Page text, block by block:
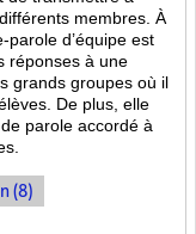
membres. À
d’équipe est
réponses à une
grands groupes où il
De plus, elle
parole accordé à
(8)